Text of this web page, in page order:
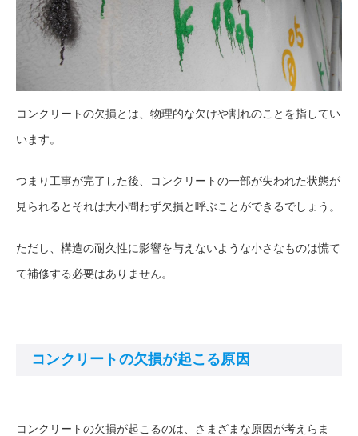
コンクリートの欠損とは、物理的な欠けや割れのことを指してい
います。
つまり工事が完了した後、コンクリートの一部が失われた状態が
見られるとそれは大小問わず欠損と呼ぶことができるでしょう。
ただし、構造の耐久性に影響を与えないような小さなものは慌て
て補修する必要はありません。
コンクリートの欠損が起こる原因
コンクリートの欠損が起こるのは、さまざまな原因が考えらま